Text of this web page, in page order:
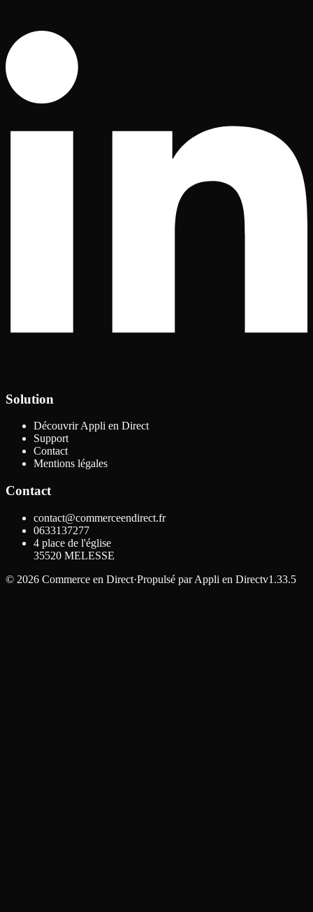
Solution
Découvrir Appli en Direct
Support
Contact
Mentions légales
Contact
contact@commerceendirect.fr
0633137277
4 place de l'église
35520 MELESSE
© 2026 Commerce en Direct·Propulsé par Appli en Directv1.33.5